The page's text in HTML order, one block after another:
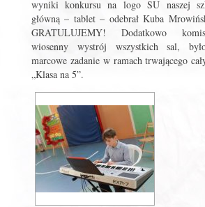
wyniki konkursu na logo SU naszej
główną – tablet – odebrał Kuba
GRATULUJEMY! Dodatkowo
wiosenny wystrój wszystkich sal,
marcowe zadanie w ramach trwającego
„Klasa na 5”.